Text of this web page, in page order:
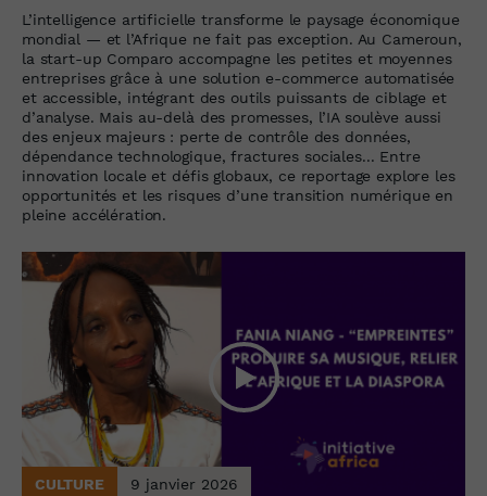
L’intelligence artificielle transforme le paysage économique
mondial — et l’Afrique ne fait pas exception. Au Cameroun,
la start-up Comparo accompagne les petites et moyennes
entreprises grâce à une solution e-commerce automatisée
et accessible, intégrant des outils puissants de ciblage et
d’analyse. Mais au-delà des promesses, l’IA soulève aussi
des enjeux majeurs : perte de contrôle des données,
dépendance technologique, fractures sociales... Entre
innovation locale et défis globaux, ce reportage explore les
opportunités et les risques d’une transition numérique en
pleine accélération.
CULTURE 9 janvier 2026